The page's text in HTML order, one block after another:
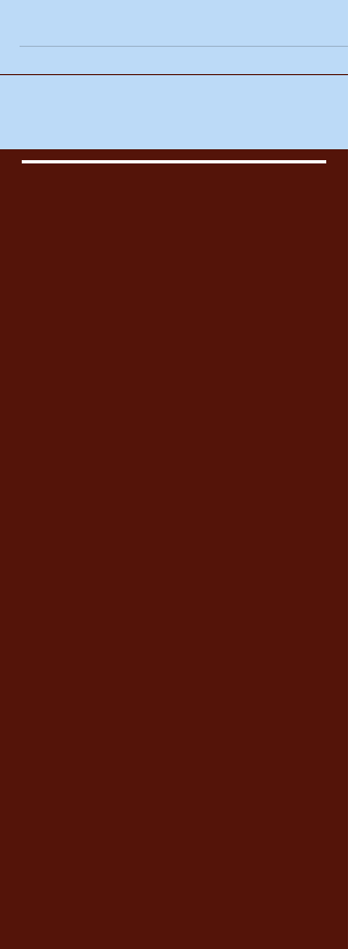
るに足らないものです。今の状況に...